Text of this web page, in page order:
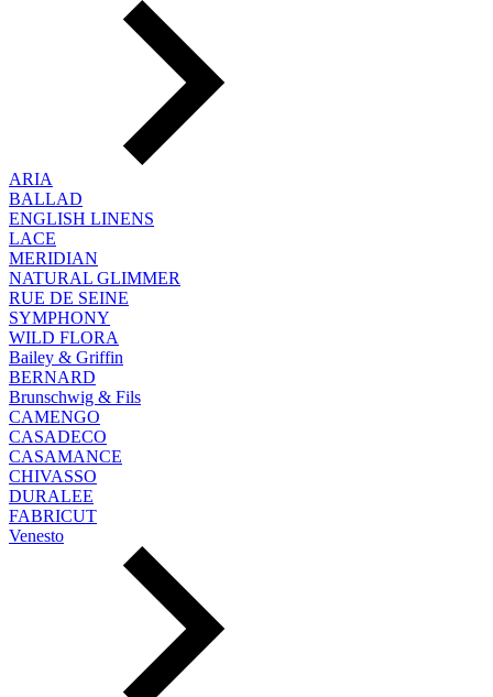
ARIA
BALLAD
ENGLISH LINENS
LACE
MERIDIAN
NATURAL GLIMMER
RUE DE SEINE
SYMPHONY
WILD FLORA
Bailey & Griffin
BERNARD
Brunschwig & Fils
CAMENGO
CASADECO
CASAMANCE
CHIVASSO
DURALEE
FABRICUT
Venesto